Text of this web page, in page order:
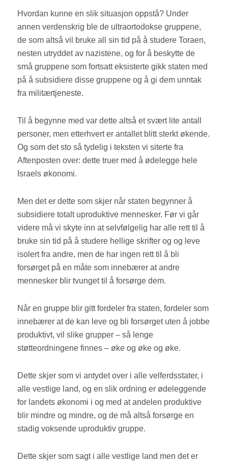
Hvordan kunne en slik situasjon oppstå? Under
annen verdenskrig ble de ultraortodokse gruppene,
de som altså vil bruke all sin tid på å studere Toraen,
nesten utryddet av nazistene, og for å beskytte de
små gruppene som fortsatt eksisterte gikk staten med
på å subsidiere disse gruppene og å gi dem unntak
fra militærtjeneste.
Til å begynne med var dette altså et svært lite antall
personer, men etterhvert er antallet blitt sterkt økende.
Og som det sto så tydelig i teksten vi siterte fra
Aftenposten over: dette truer med å ødelegge hele
Israels økonomi.
Men det er dette som skjer når staten begynner å
subsidiere totalt uproduktive mennesker. Før vi går
videre må vi skyte inn at selvfølgelig har alle rett til å
bruke sin tid på å studere hellige skrifter og og leve
isolert fra andre, men de har ingen rett til å bli
forsørget på en måte som innebærer at andre
mennesker blir tvunget til å forsørge dem.
Når en gruppe blir gitt fordeler fra staten, fordeler som
innebærer at de kan leve og bli forsørget uten å jobbe
produktivt, vil slike grupper – så lenge
støtteordningene finnes – øke og øke og øke.
Dette skjer som vi antydet over i alle velferdsstater, i
alle vestlige land, og en slik ordning er ødeleggende
for landets økonomi i og med at andelen produktive
blir mindre og mindre, og de må altså forsørge en
stadig voksende uproduktiv gruppe.
Dette skjer som sagt i alle vestlige land men det er